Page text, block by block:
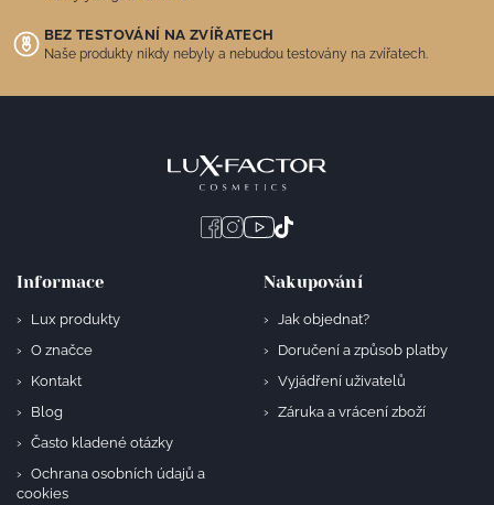
BEZ TESTOVÁNÍ NA ZVÍŘATECH
Naše produkty nikdy nebyly a nebudou testovány na zvířatech.
Informace
Lux produkty
O značce
Kontakt
Blog
Často kladené otázky
Ochrana osobních údajů a
cookies
Nakupování
Jak objednat?
Doručení a způsob platby
Vyjádření uživatelů
Záruka a vrácení zboží